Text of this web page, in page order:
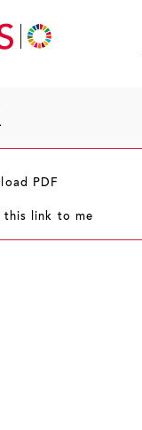
PDF
this link to me